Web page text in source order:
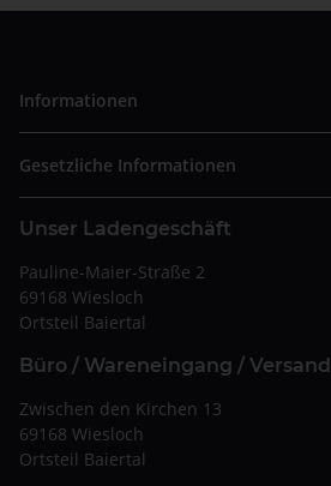
Informationen
Gesetzliche Informationen
Unser Ladengeschäft
Pauline-Maier-Straße 2
69168 Wiesloch
Ortsteil Baiertal
Büro / Wareneingang / Versand
Zwischen den Kirchen 13
69168 Wiesloch
Ortsteil Baiertal